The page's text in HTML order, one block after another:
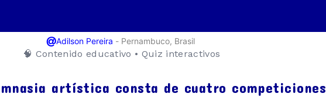
@Adilson Pereira - Pernambuco, Brasil
🧠 Contenido educativo • Quiz interactivos
artística consta de cuatro competiciones